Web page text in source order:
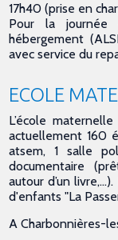
17h40 (prise en
Pour la journée
hébergement
avec service du
ECOLE
L’école
actuellement 160
atsem, 1 salle
documentaire
autour d’un
d'enfants "La
A Charbonnières-